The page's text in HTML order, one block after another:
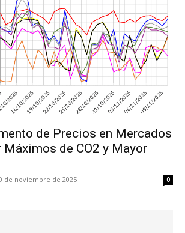
de Precios en Mercados
Máximos de CO2 y Mayor
de noviembre de 2025 0